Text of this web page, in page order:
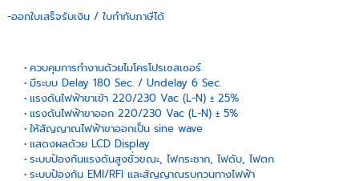
-ออกใบเสร็จรับเงิน / ใบกำกับภาษีได้
ควบคุมการทำงานด้วยไมโครโปรเซสเซอร์
มีระบบ Delay 180 Sec. / Undelay 6 Sec.
แรงดันไฟฟ้าขาเข้า 220/230 Vac (L-N) ± 25%
แรงดันไฟฟ้าขาออก 220/230 Vac (L-N) ± 5%
ให้สัญญาณไฟฟ้าขาออกเป็น sine wave
แสดงผลด้วย LCD Display
ระบบป้องกันแรงดันสูงชั่วขณะ, ไฟกระชาก, ไฟดับ, ไฟตก
ระบบป้องกัน EMI/RFI และสัญญาณรบกวนทางไฟฟ้า